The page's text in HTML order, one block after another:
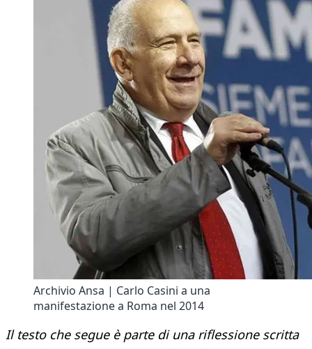
Archivio Ansa | Carlo Casini a una
manifestazione a Roma nel 2014
Il testo che segue è parte di una riflessione scritta